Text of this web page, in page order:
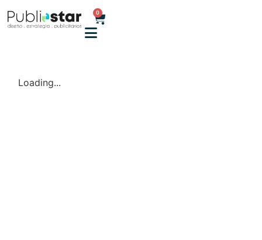
0
Loading...